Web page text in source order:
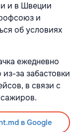
и в Швеции
и
об условиях
ежедневно
за забастовки
в связи с
в Google